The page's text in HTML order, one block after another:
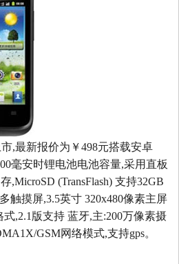
,最新报价为￥498元搭载安卓
毫安时锂电池电池容量,采用直板
,MicroSD (TransFlash) 支持32GB
触摸屏,3.5英寸 320x480像素主屏
,2.1版支持 蓝牙,主:200万像素摄
GSM网络模式,支持gps。